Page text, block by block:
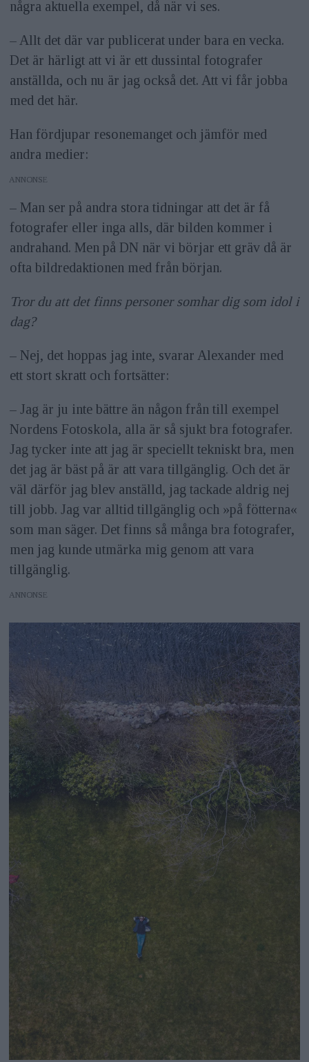
»Årets nyhetsreportage inrikes« och
»Årets tv-sport«.
Aktuell med:Boken »Du vill inte mer«,
utgiven på Norstedts förlag, som är en
Alexander skildrar jobbet, livet och
möten med olika människor.&nbsp;
50mm, 24–70mm och 70–200mm.
Använder även objektiv från
TTArtisan, blixtar från Profoto och en
Webb:
Instagram:@alexandermahmoud
några aktuella exempel, då när vi ses.
– Allt det där var publicerat under bara en vecka.
Det är härligt att vi är ett dussintal fotografer
anställda, och nu är jag också det. Att vi får jobba
med det här.
Han fördjupar resonemanget och jämför med
andra medier:
ANNONS
– Man ser på andra stora tidningar att det är få
fotografer eller inga alls, där bilden kommer i
andrahand. Men på DN när vi börjar ett gräv då är
ofta bildredaktionen med från början.
Tror du att det finns personer somhar dig som idol i
dag?
– Nej, det hoppas jag inte, svarar Alexander med
ett stort skratt och fortsätter:
– Jag är ju inte bättre än någon från till exempel
Nordens Fotoskola, alla är så sjukt bra fotografer.
Jag tycker inte att jag är speciellt tekniskt bra, men
det jag är bäst på är att vara tillgänglig. Och det är
väl därför jag blev anställd, jag tackade aldrig nej
till jobb. Jag var alltid tillgänglig och »på fötterna«
som man säger. Det finns så många bra fotografer,
men jag kunde utmärka mig genom att vara
tillgänglig.
ANNONS